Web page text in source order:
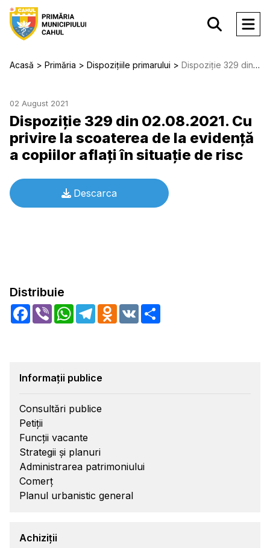
Acasă Primăria Dispozițiile primarului Dispoziție 329 din 02.08.2021. Cu privire la scoaterea de la evidenţă a copiilor aflaţi în situaţie de risc
02 August 2021
Dispoziție 329 din 02.08.2021. Cu
privire la scoaterea de la evidenţă
a copiilor aflaţi în situaţie de risc
Descarca
Distribuie
Facebook
Viber WhatsApp
TelegramOdnoklassniki
VK
Informații publice
Consultări publice
Petiții
Funcții vacante
Strategii și planuri
Administrarea patrimoniului
Comerț
Planul urbanistic general
Achiziții